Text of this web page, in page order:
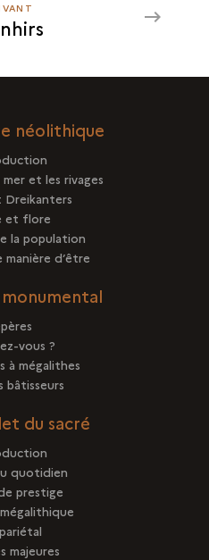
néolithique
et les rivages
Dreikanters
et flore
la population
manière d’être
monumental
vous ?
à mégalithes
bâtisseurs
du sacré
quotidien
prestige
majeures